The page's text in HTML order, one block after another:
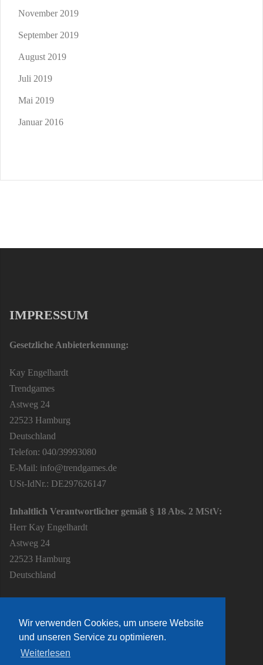
Wir verwenden Cookies, um unsere Website
und unseren Service zu optimieren.
Weiterlesen
November 2019
September 2019
August 2019
Juli 2019
Mai 2019
Januar 2016
IMPRESSUM
Gesetzliche Anbieterkennung:
Kay Engelhardt
Trendgames
Astweg 24
22523 Hamburg
Deutschland
Telefon: 040/39993080
E-Mail: info@trendgames.de
USt-IdNr.: DE297626147
Inhaltlich Verantwortlicher gemäß § 18 Abs. 2 MStV:
Herr Kay Engelhardt
Astweg 24
22523 Hamburg
Deutschland